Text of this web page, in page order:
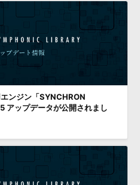
映像のBGM・
ンジン「SYNCHRON
アップデータが公開されまし